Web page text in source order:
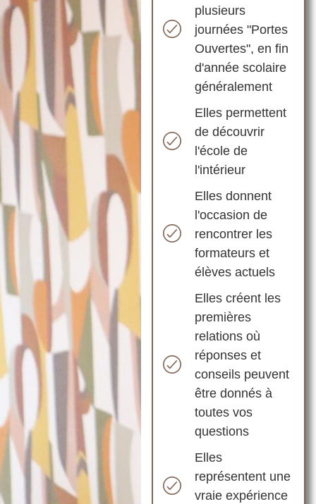
plusieurs
journées "Portes
Ouvertes", en fin
d'année scolaire
généralement
Elles permettent
de découvrir
l'école de
l'intérieur
Elles donnent
l'occasion de
rencontrer les
formateurs et
élèves actuels
Elles créent les
premières
relations où
réponses et
conseils peuvent
être donnés à
toutes vos
questions
Elles
représentent une
vraie expérience